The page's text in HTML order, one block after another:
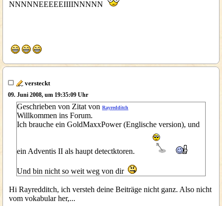
NNNNNEEEEEIIIINNNNN
versteckt
09. Juni 2008, um 19:35:09 Uhr
Geschrieben von Zitat von Rayredditch
Willkommen ins Forum.
Ich brauche ein GoldMaxxPower (Englische version), und
ein Adventis II als haupt detectktoren.
Und bin nicht so weit weg von dir
Hi Rayredditch, ich versteh deine Beiträge nicht ganz. Also nicht
vom vokabular her,...